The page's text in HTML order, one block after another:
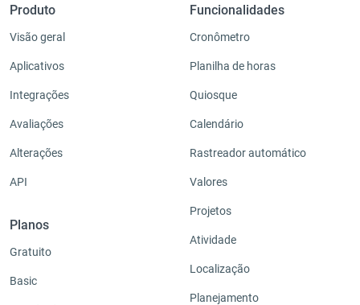
Produto
Visão geral
Aplicativos
Integrações
Avaliações
Alterações
API
Planos
Gratuito
Basic
Funcionalidades
Cronômetro
Planilha de horas
Quiosque
Calendário
Rastreador automático
Valores
Projetos
Atividade
Localização
Planejamento